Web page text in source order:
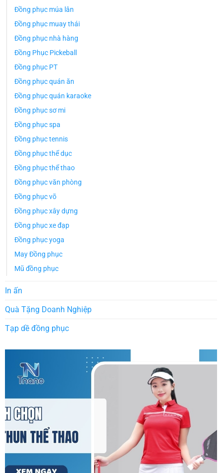
Đồng phục múa lân
Đồng phục muay thái
Đồng phục nhà hàng
Đồng Phục Pickeball
Đồng phục PT
Đồng phục quán ăn
Đồng phục quán karaoke
Đồng phục sơ mi
Đồng phục spa
Đồng phục tennis
Đồng phục thể dục
Đồng phục thể thao
Đồng phục văn phòng
Đồng phục võ
Đồng phục xây dựng
Đồng phục xe đạp
Đồng phục yoga
May Đồng phục
Mũ đồng phục
In ấn
Quà Tặng Doanh Nghiệp
Tạp dề đồng phục